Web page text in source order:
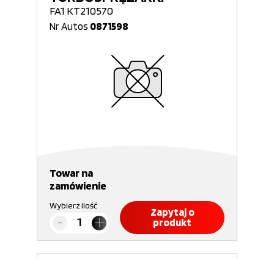
FA1 KT210570
Nr Autos 0871598
Towar na
zamówienie
Wybierz ilość
Zapytaj o
produkt